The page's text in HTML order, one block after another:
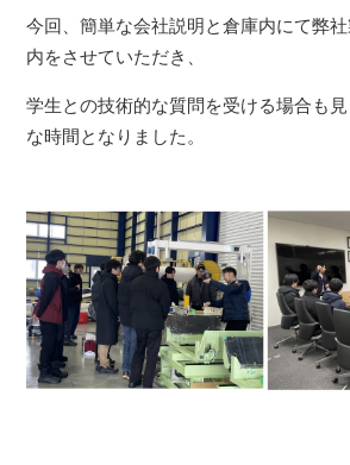
今回、簡単な会社説明と倉庫内にて弊
内をさせていただき、
学生との技術的な質問を受ける場合も
な時間となりました。